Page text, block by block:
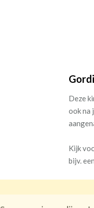
Deze
ook na
Kijk
bijv.